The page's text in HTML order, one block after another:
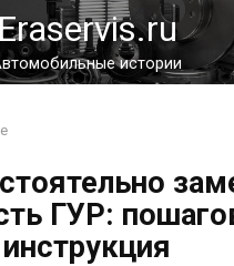
истории
ГУР:
инструкция